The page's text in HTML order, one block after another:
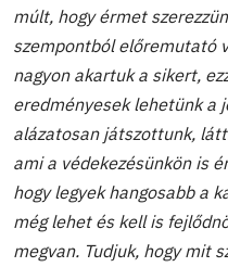
múlt, hogy érmet
szempontból előremutató
nagyon akartuk a sikert,
eredményesek lehetünk a
alázatosan játszottunk,
ami a védekezésünkön is
hogy legyek hangosabb a
még lehet és kell is
megvan. Tudjuk, hogy mit